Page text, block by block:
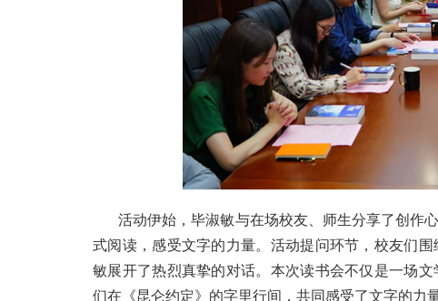
活动伊始，毕淑敏与在场校友、师生分享了创作
式阅读，感受文字的力量。 活动提问环节，校友们
敏展开了热烈真挚的对话。本次读书会不仅是一场
们在《昆仑约定》的字里行间，共同感受了文字的力